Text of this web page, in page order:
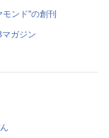
ンド"の創刊
ガジン